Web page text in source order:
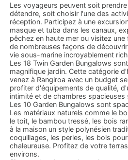
Les voyageurs peuvent soit
détendre, soit choisir l'une des
réception. Participez à une
masque et tuba dans les canaux,
pêchez en haute mer ou visitez une
de nombreuses façons de
vie sous-marine incroyablement
Les 18 Twin Garden Bungalows
magnifique jardin. Cette catégorie
venez à Rangiroa avec un budget
profiter d'équipements de qualité,
intimité et de chambres
Les 10 Garden Bungalows sont
Les matériaux naturels comme le
le toit, le bambou tressé, les bois
à la maison un style polynésien
coquillages, les perles, les bois
chaleureuse. Profitez de votre
environs.